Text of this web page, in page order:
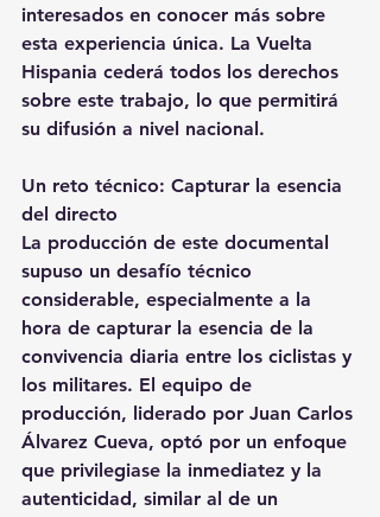
interesados en conocer más sobre
esta experiencia única. La Vuelta
Hispania cederá todos los derechos
sobre este trabajo, lo que permitirá
su difusión a nivel nacional.
Un reto técnico: Capturar la esencia
del directo
La producción de este documental
supuso un desafío técnico
considerable, especialmente a la
hora de capturar la esencia de la
convivencia diaria entre los ciclistas y
los militares. El equipo de
producción, liderado por Juan Carlos
Álvarez Cueva, optó por un enfoque
que privilegiase la inmediatez y la
autenticidad, similar al de un